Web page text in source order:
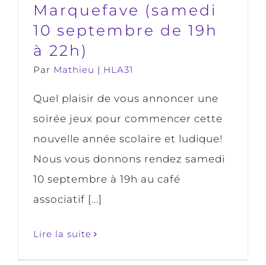
Marquefave (samedi
10 septembre de 19h
à 22h)
Par Mathieu | HLA31
Quel plaisir de vous annoncer une
soirée jeux pour commencer cette
nouvelle année scolaire et ludique!
Nous vous donnons rendez samedi
10 septembre à 19h au café
associatif [...]
Lire la suite